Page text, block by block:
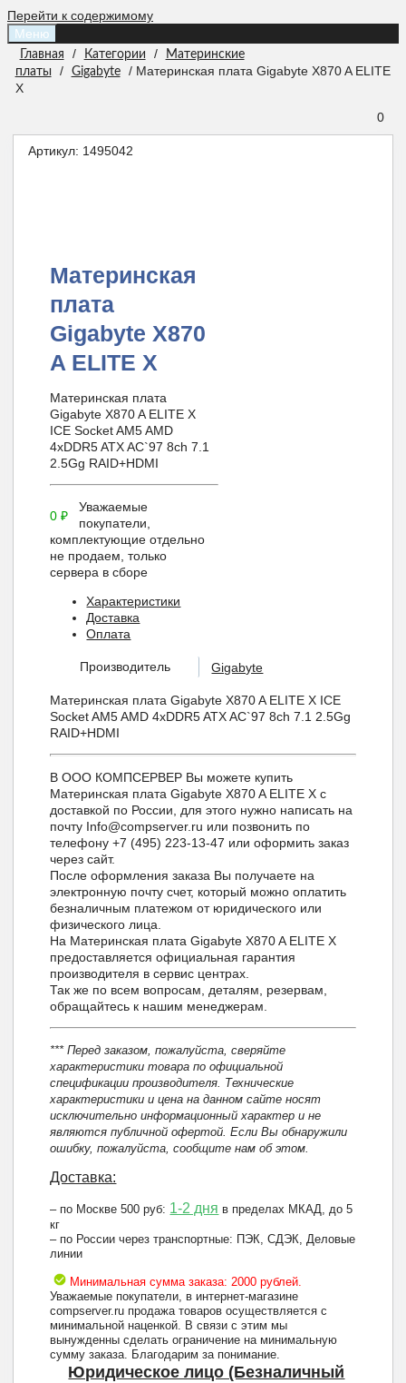
Перейти к содержимому
Меню
Главная / Категории /
Материнские
платы
/ Gigabyte
/ Материнская плата Gigabyte X870 A ELITE
X
0
Артикул: 1495042
Материнская
плата
Gigabyte X870
A ELITE X
Материнская плата
Gigabyte X870 A ELITE X
ICE Socket AM5 AMD
4xDDR5 ATX AC`97 8ch 7.1
2.5Gg RAID+HDMI
0₽
Уважаемые
покупатели,
комплектующие отдельно
не продаем, только
сервера в сборе
Характеристики
Доставка
Оплата
Производитель Gigabyte
Материнская плата Gigabyte X870 A ELITE X ICE
Socket AM5 AMD 4xDDR5 ATX AC`97 8ch 7.1 2.5Gg
RAID+HDMI
В ООО КОМПСЕРВЕР Вы можете купить
Материнская плата Gigabyte X870 A ELITE X с
доставкой по России, для этого нужно написать на
почту Info@compserver.ru или позвонить по
телефону +7 (495) 223-13-47 или оформить заказ
через сайт.
После оформления заказа Вы получаете на
электронную почту счет, который можно оплатить
безналичным платежом от юридического или
физического лица.
На Материнская плата Gigabyte X870 A ELITE X
предоставляется официальная гарантия
производителя в сервис центрах.
Так же по всем вопросам, деталям, резервам,
обращайтесь к нашим менеджерам.
*** Перед заказом, пожалуйста, сверяйте
характеристики товара по официальной
спецификации производителя. Технические
характеристики и цена на данном сайте носят
исключительно информационный характер и не
являются публичной офертой. Если Вы обнаружили
ошибку, пожалуйста, сообщите нам об этом.
Доставка:
– по Москве 500 руб: 1-2 дня в пределах МКАД, до 5
кг
– по России через транспортные: ПЭК, СДЭК, Деловые
линии
Минимальная сумма заказа: 2000 рублей.
Уважаемые покупатели, в интернет-магазине
compserver.ru продажа товаров осуществляется с
минимальной наценкой. В связи с этим мы
вынужденны сделать ограничение на минимальную
сумму заказа. Благодарим за понимание.
Юридическое лицо (Безналичный